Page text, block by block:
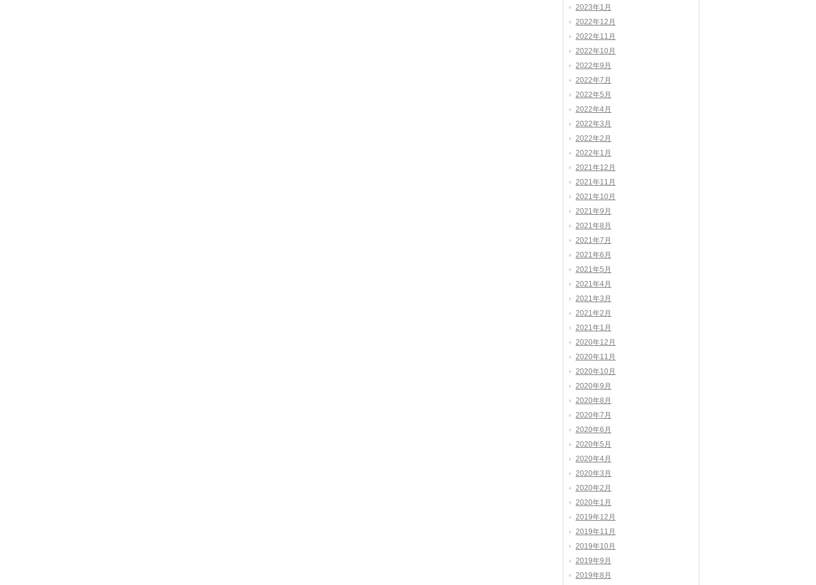
2023年1月
2022年12月
2022年11月
2022年10月
2022年9月
2022年7月
2022年5月
2022年4月
2022年3月
2022年2月
2022年1月
2021年12月
2021年11月
2021年10月
2021年9月
2021年8月
2021年7月
2021年6月
2021年5月
2021年4月
2021年3月
2021年2月
2021年1月
2020年12月
2020年11月
2020年10月
2020年9月
2020年8月
2020年7月
2020年6月
2020年5月
2020年4月
2020年3月
2020年2月
2020年1月
2019年12月
2019年11月
2019年10月
2019年9月
2019年8月